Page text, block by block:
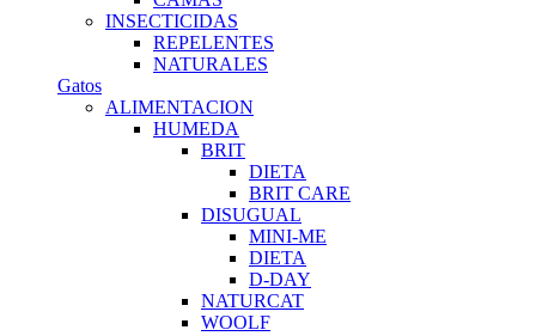
INSECTICIDAS
REPELENTES
NATURALES
Gatos
ALIMENTACION
HUMEDA
BRIT
DIETA
BRIT CARE
DISUGUAL
MINI-ME
DIETA
D-DAY
NATURCAT
WOOLF